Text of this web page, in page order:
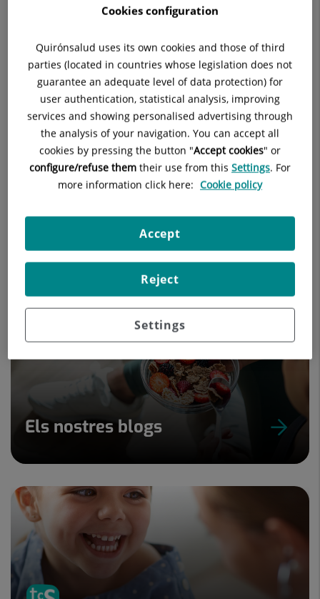
pacients són la base per a una correcta atenció assistencial i
L'àmplia experiència del nostre equip garanteix un servei
d'alta competència diagnòstica i terapèutica per a totes les
edats, basada en la confiança i en una relació que va més
enllà de les nostres consultes, gràcies a acords amb centres
de referència on els nostres facultatius troben les prestacions
necessàries per a realitzar proves i intervencions. D'aquesta
manera tanquem el cercle fent que els nostres pacients
només hagin de preocupar-se pel seu benestar i tinguin en
millors professionals.
Els nostres blogs
Cookies configuration
Quirónsalud uses its own cookies and those of third
parties (located in countries whose legislation does not
guarantee an adequate level of data protection) for
user authentication, statistical analysis, improving
services and showing personalised advertising through
the analysis of your navigation. You can accept all
cookies by pressing the button "Accept cookies" or
configure/refuse them their use from this Settings. For
more information click here: Cookie policy
Settings
Reject
Accept